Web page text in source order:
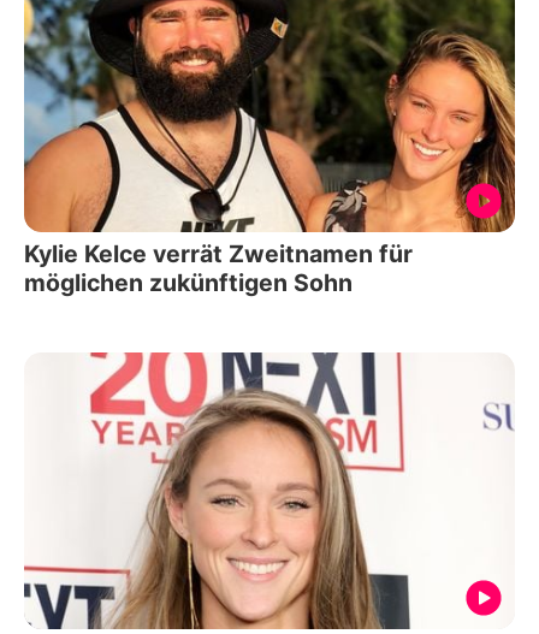
Kylie Kelce verrät Zweitnamen für
möglichen zukünftigen Sohn